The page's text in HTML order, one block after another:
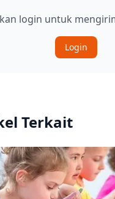
login untuk
Login
Terkait